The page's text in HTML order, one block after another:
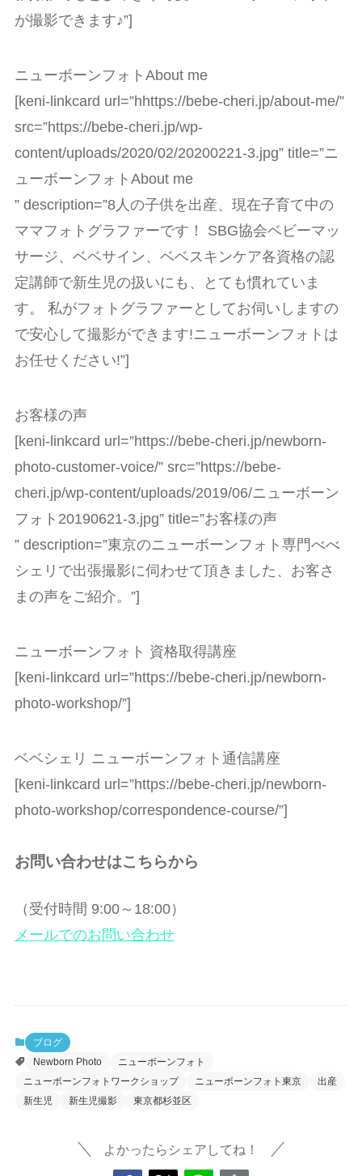
が撮影できます♪”]
ニューボーンフォトAbout me
[keni-linkcard url=”hhttps://bebe-cheri.jp/about-me/”
src=”https://bebe-cheri.jp/wp-
content/uploads/2020/02/20200221-3.jpg” title=”ニ
ューボーンフォトAbout me
” description=”8人の子供を出産、現在子育て中の
ママフォトグラファーです！ SBG協会ベビーマッ
サージ、ベベサイン、ベベスキンケア各資格の認
定講師で新生児の扱いにも、とても慣れていま
す。 私がフォトグラファーとしてお伺いしますの
で安心して撮影ができます!ニューボーンフォトは
お任せください!”]
お客様の声
[keni-linkcard url=”https://bebe-cheri.jp/newborn-
photo-customer-voice/” src=”https://bebe-
cheri.jp/wp-content/uploads/2019/06/ニューボーン
フォト20190621-3.jpg” title=”お客様の声
” description=”東京のニューボーンフォト専門べべ
シェリで出張撮影に伺わせて頂きました、お客さ
まの声をご紹介。”]
ニューボーンフォト 資格取得講座
[keni-linkcard url=”https://bebe-cheri.jp/newborn-
photo-workshop/”]
ベベシェリ ニューボーンフォト通信講座
[keni-linkcard url=”https://bebe-cheri.jp/newborn-
photo-workshop/correspondence-course/”]
お問い合わせはこちらから
（受付時間 9:00～18:00）
メールでのお問い合わせ
ブログ
Newborn Photo
ニューボーンフォト
ニューボーンフォトワークショップ
ニューボーンフォト東京
出産
新生児
新生児撮影 東京都杉並区
よかったらシェアしてね！